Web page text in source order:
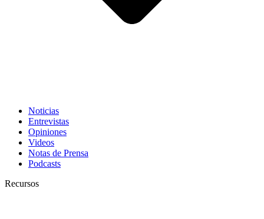
Noticias
Entrevistas
Opiniones
Videos
Notas de Prensa
Podcasts
Recursos